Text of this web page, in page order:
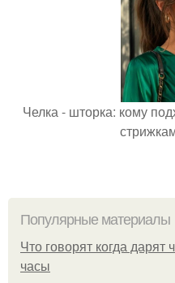
Челка - шторка: кому
Популярные материалы
Что говорят когда
часы